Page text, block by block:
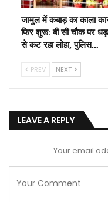
जामुल में कबाड़ का काला
फिर शुरू: बी सी चौक पर
से कट रहा लोहा, पुलिस…
PREV NEXT
LEAVE A REPLY
Your email